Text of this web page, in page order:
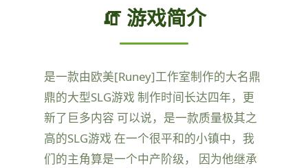
🧯 游戏简介
是一款由欧美[Runey]工作室制作的大名鼎
鼎的大型SLG游戏 制作时间长达四年，更
新了巨多内容 可以说，是一款质量极其之
高的SLG游戏 在一个很平和的小镇中，我
们的主角算是一个中产阶级， 因为他继承